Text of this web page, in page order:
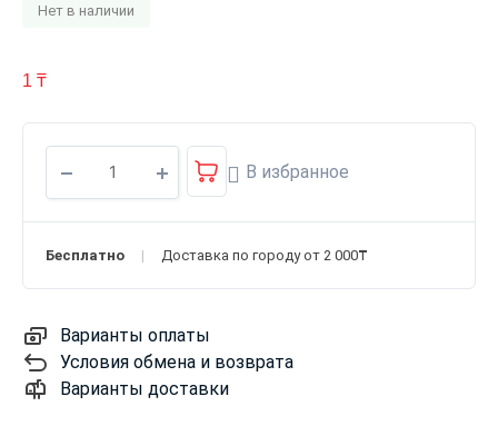
Нет в наличии
1 ₸
В избранное
Бесплатно Доставка по городу от 2 000₸
Варианты оплаты
Условия обмена и возврата
Варианты доставки